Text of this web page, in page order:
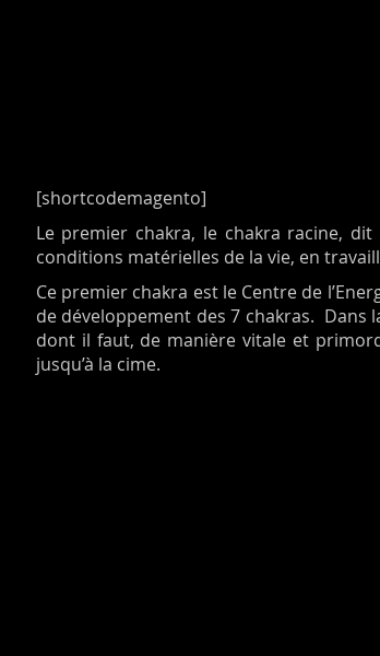
[shortcodemagento]
Le premier chakra, le chakra racine,
conditions matérielles de la vie, en
Ce premier chakra est le Centre de
de développement des 7 chakras.
dont il faut, de manière vitale et
jusqu’à la cime.